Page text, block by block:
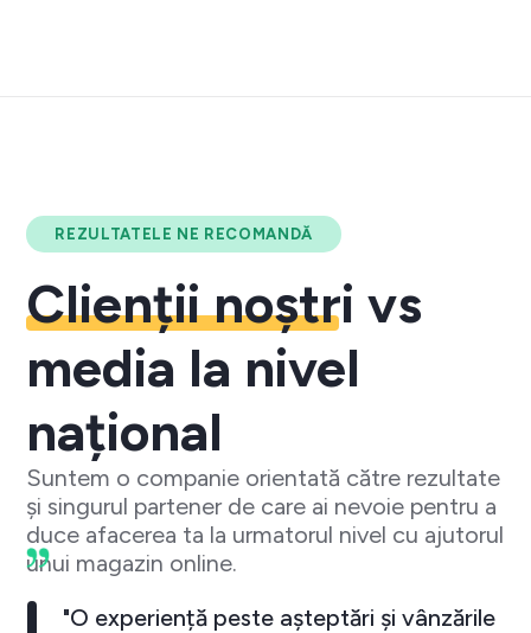
REZULTATELE NE RECOMANDĂ
Clienții noștri vs
media la nivel
național
Suntem o companie orientată către rezultate
și singurul partener de care ai nevoie pentru a
duce afacerea ta la urmatorul nivel cu ajutorul
unui magazin online.
"O experiență peste așteptări și vânzările